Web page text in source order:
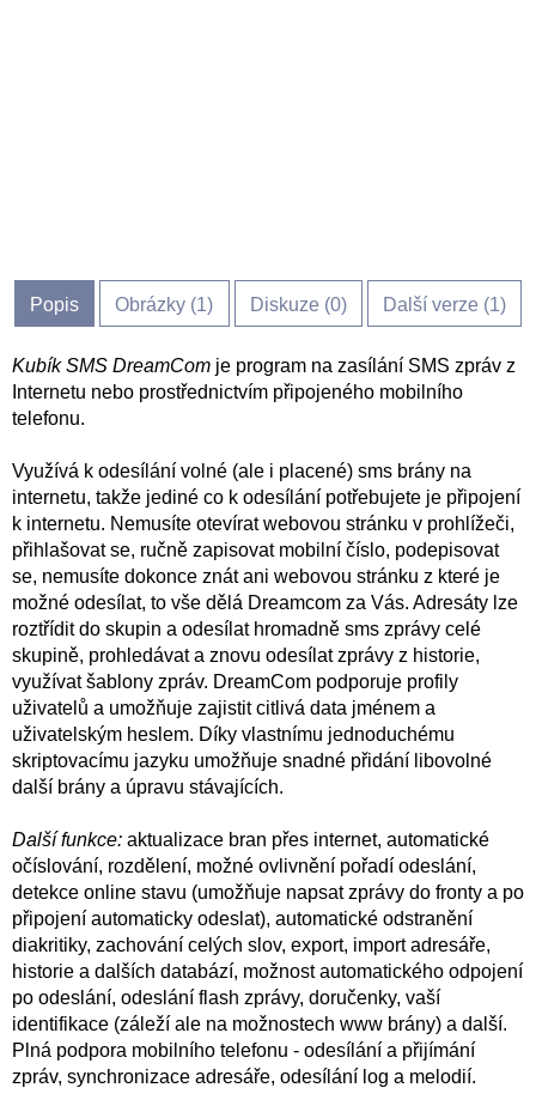
Popis Obrázky (1) Diskuze (0) Další verze (1)
Kubík SMS DreamCom je program na zasílání SMS zpráv z
Internetu nebo prostřednictvím připojeného mobilního
telefonu.
Využívá k odesílání volné (ale i placené) sms brány na
internetu, takže jediné co k odesílání potřebujete je připojení
k internetu. Nemusíte otevírat webovou stránku v prohlížeči,
přihlašovat se, ručně zapisovat mobilní číslo, podepisovat
se, nemusíte dokonce znát ani webovou stránku z které je
možné odesílat, to vše dělá Dreamcom za Vás. Adresáty lze
roztřídit do skupin a odesílat hromadně sms zprávy celé
skupině, prohledávat a znovu odesílat zprávy z historie,
využívat šablony zpráv. DreamCom podporuje profily
uživatelů a umožňuje zajistit citlivá data jménem a
uživatelským heslem. Díky vlastnímu jednoduchému
skriptovacímu jazyku umožňuje snadné přidání libovolné
další brány a úpravu stávajících.
Další funkce: aktualizace bran přes internet, automatické
očíslování, rozdělení, možné ovlivnění pořadí odeslání,
detekce online stavu (umožňuje napsat zprávy do fronty a po
připojení automaticky odeslat), automatické odstranění
diakritiky, zachování celých slov, export, import adresáře,
historie a dalších databází, možnost automatického odpojení
po odeslání, odeslání flash zprávy, doručenky, vaší
identifikace (záleží ale na možnostech www brány) a další.
Plná podpora mobilního telefonu - odesílání a přijímání
zpráv, synchronizace adresáře, odesílání log a melodií.